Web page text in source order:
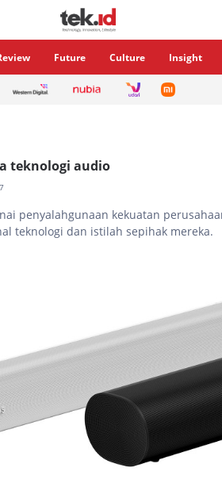
Future Culture Insight
teknologi audio
penyalahgunaan kekuatan
teknologi dan istilah sepihak mereka.